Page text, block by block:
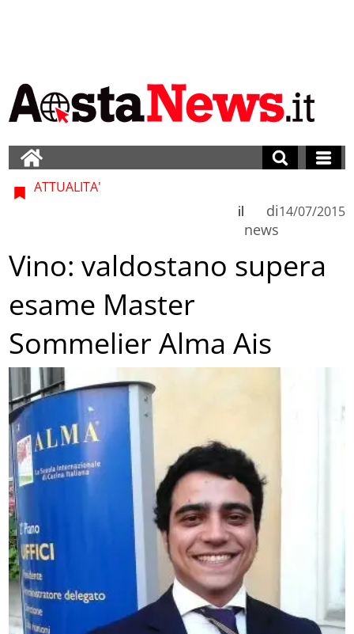
ATTUALITA'
di
news
il 14/07/2015
Vino: valdostano supera
esame Master
Sommelier Alma Ais